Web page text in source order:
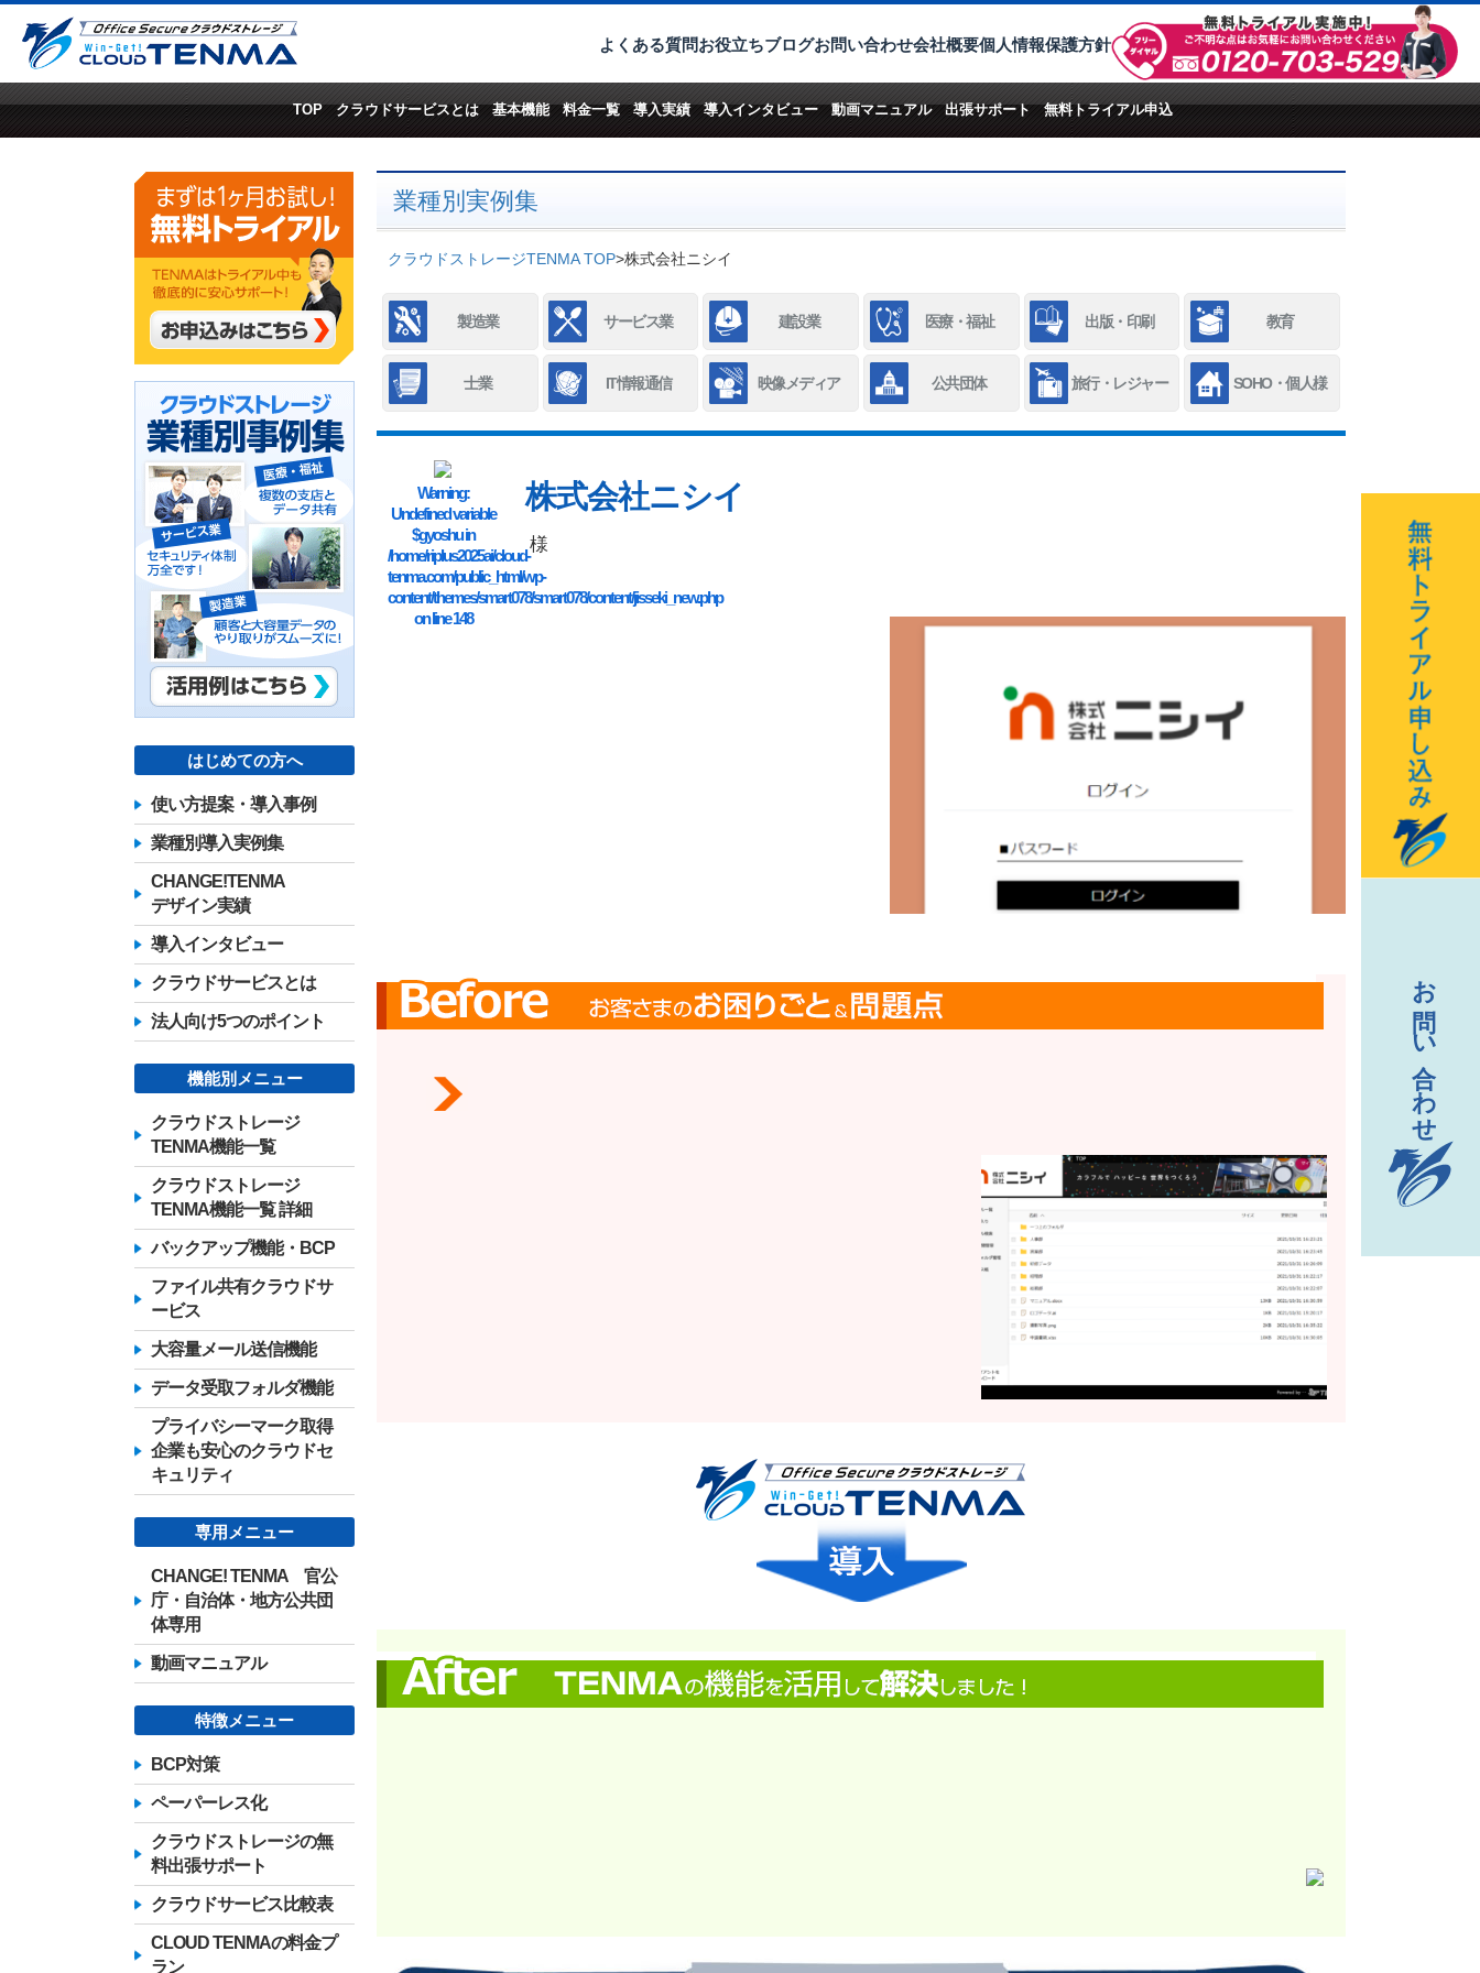
よくある質問お役立ちブログお問い合わせ会社概要個人情報保護方針
TOP クラウドサービスとは 基本機能 料金一覧 導入実績 導入インタビュー 動画マニュアル 出張サポート 無料トライアル申込
業種別実例集
クラウドストレージTENMA TOP>株式会社ニシイ
製造業 サービス業 建設業 医療・福祉 出版・印刷 教育
士業 IT情報通信 映像メディア 公共団体 旅行・レジャー SOHO・個人様
Warning:
Undefined variable
$gyoshu in
/home/riplus2025ai/cloud-
tenma.com/public_html/wp-
content/themes/smart078/smart078/content/jisseki_new.php
on line148
株式会社ニシイ
様
はじめての方へ
使い方提案・導入事例
業種別導入実例集
CHANGE!TENMA
デザイン実績
導入インタビュー
クラウドサービスとは
法人向け5つのポイント
機能別メニュー
クラウドストレージ
TENMA機能一覧
クラウドストレージ
TENMA機能一覧 詳細
バックアップ機能・BCP
ファイル共有クラウドサ
ービス
大容量メール送信機能
データ受取フォルダ機能
プライバシーマーク取得
企業も安心のクラウドセ
キュリティ
専用メニュー
CHANGE! TENMA 官公
庁・自治体・地方公共団
体専用
動画マニュアル
特徴メニュー
BCP対策
ペーパーレス化
クラウドストレージの無
料出張サポート
クラウドサービス比較表
CLOUD TENMAの料金プ
ラン